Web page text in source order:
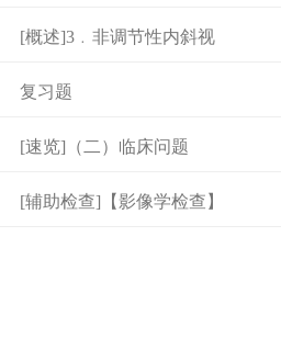
[概述]3﹒非调节性内斜视
复习题
[速览]（二）临床问题
[辅助检查]【影像学检查】